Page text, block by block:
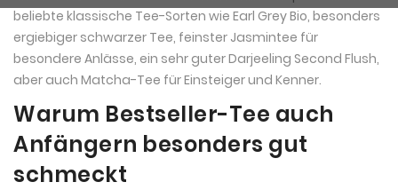
beliebte klassische Tee-Sorten wie Earl Grey Bio, besonders
ergiebiger schwarzer Tee, feinster Jasmintee für
besondere Anlässe, ein sehr guter Darjeeling Second Flush,
aber auch Matcha-Tee für Einsteiger und Kenner.
Warum Bestseller-Tee auch
Anfängern besonders gut
schmeckt